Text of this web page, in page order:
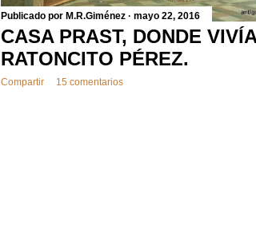
Publicado por M.R.Giménez mayo 22, 2016
CASA PRAST, DONDE
RATONCITO PÉREZ.
Compartir 15 comentarios